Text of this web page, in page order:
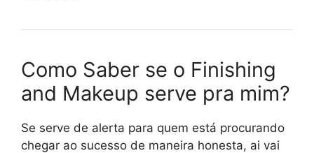
Como Saber se o Finishing
and Makeup serve pra mim?
Se serve de alerta para quem está procurando
chegar ao sucesso de maneira honesta, ai vai